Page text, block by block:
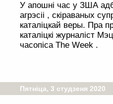
У апошні час у ЗША
агрэсіі , скіраваных
каталіцкай веры. Пра
каталіцкі журналіст
часопіса The Week .
Пятніца, 3 студзеня 2020